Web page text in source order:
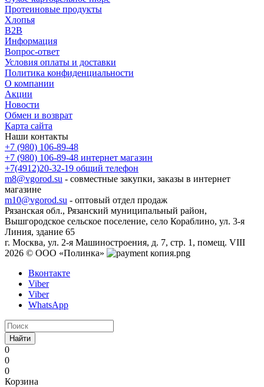
Протеиновые продукты
Хлопья
B2B
Информация
Вопрос-ответ
Условия оплаты и доставки
Политика конфиденциальности
О компании
Акции
Новости
Обмен и возврат
Карта сайта
Наши контакты
+7 (980) 106-89-48
+7 (980) 106-89-48 интернет магазин
+7(4912)20-32-19 общий телефон
m8@vgorod.su - совместные закупки, заказы в интернет
магазине
m10@vgorod.su - оптовый отдел продаж
Рязанская обл., Рязанский муниципальный район,
Вышгородское сельское поселение, село Кораблино, ул. 3-я
Линия, здание 65
г. Москва, ул. 2-я Машиностроения, д. 7, стр. 1, помещ. VIII
2026 © ООО «Полинка»
Вконтакте
Viber
Viber
WhatsApp
Найти
0
0
0
Корзина